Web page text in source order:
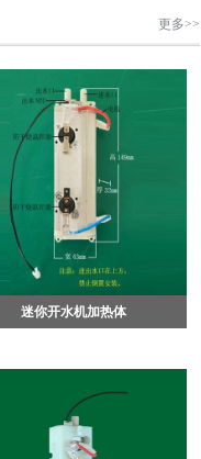
更多>>
迷你开水机加热体